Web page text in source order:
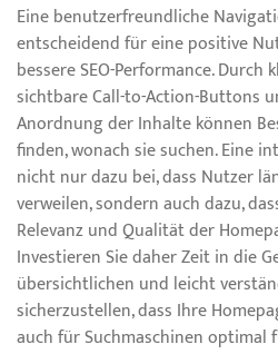
Eine benutzerfreundliche
entscheidend für eine positive
bessere SEO-Performance.
sichtbare Call-to-Action-Buttons
Anordnung der Inhalte können
finden, wonach sie suchen. Eine
nicht nur dazu bei, dass Nutzer
verweilen, sondern auch dazu,
Relevanz und Qualität der
Investieren Sie daher Zeit in die
übersichtlichen und leicht
sicherzustellen, dass Ihre
auch für Suchmaschinen optimal